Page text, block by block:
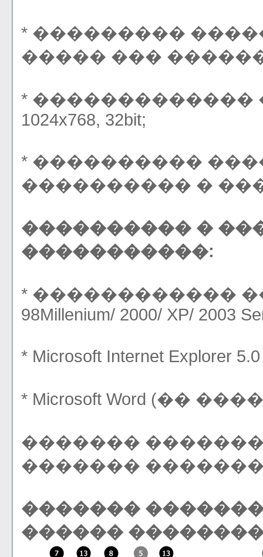
* ���������
����� ���
* �������������
1024x768, 32bit;
* ����������
���������� �
���������� �
�����������:
* ������������
98Millenium/ 2000/ XP/ 2003
* Microsoft Internet
* Microsoft Word (��
�������
�������
�������
������